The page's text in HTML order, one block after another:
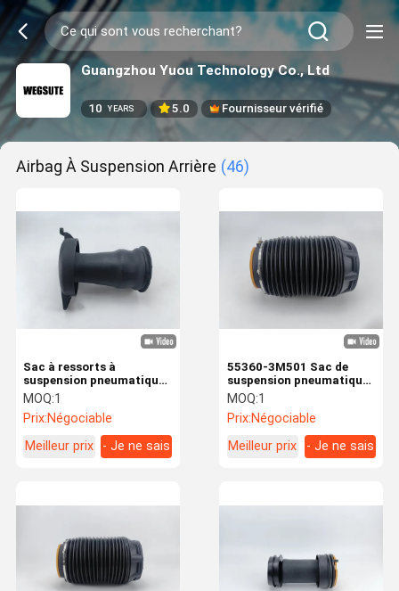
Guangzhou Yuou Technology Co., Ltd
10 YEARS 5.0 Fournisseur vérifié
Airbag À Suspension Arrière (46)
Sac à ressorts à
suspension pneumatique
pour Fiat Cirtoen Peugeot
arrière 1350998080
MOQ:1
Prix:Négociable
Meilleur prix
- Je ne sais
55360-3M501 Sac de
suspension pneumatique
pour Hyundai Genesisl
arrière droit
MOQ:1
Prix:Négociable
Meilleur prix
- Je ne sais